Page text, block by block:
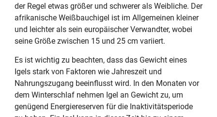
der Regel etwas größer und schwerer als Weibliche. Der
afrikanische Weißbauchigel ist im Allgemeinen kleiner
und leichter als sein europäischer Verwandter, wobei
seine Größe zwischen 15 und 25 cm variiert.
Es ist wichtig zu beachten, dass das Gewicht eines
Igels stark von Faktoren wie Jahreszeit und
Nahrungszugang beeinflusst wird. In den Monaten vor
dem Winterschlaf nehmen Igel an Gewicht zu, um
genügend Energiereserven für die Inaktivitätsperiode